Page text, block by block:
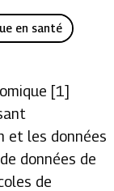
en santé
[1]
et les données
données de
de